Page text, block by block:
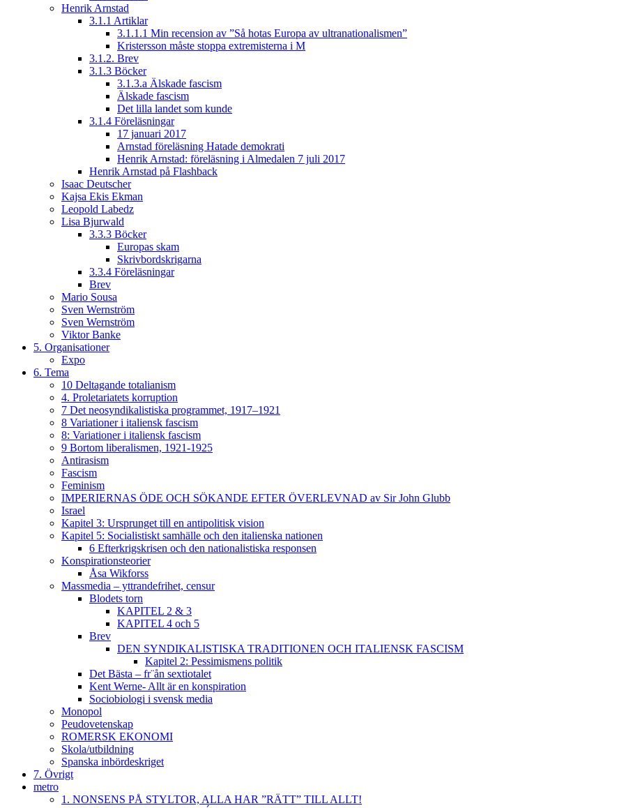
Henrik Arnstad
3.1.1 Artiklar
3.1.1.1 Min recension av ”Så hotas Europa av ultranationalismen”
Kristersson måste stoppa extremisterna i M
3.1.2. Brev
3.1.3 Böcker
3.1.3.a Älskade fascism
Älskade fascism
Det lilla landet som kunde
3.1.4 Föreläsningar
17 januari 2017
Arnstad föreläsning Hatade demokrati
Henrik Arnstad: föreläsning i Almedalen 7 juli 2017
Henrik Arnstad på Flashback
Isaac Deutscher
Kajsa Ekis Ekman
Leopold Labedz
Lisa Bjurwald
3.3.3 Böcker
Europas skam
Skrivbordskrigarna
3.3.4 Föreläsningar
Brev
Mario Sousa
Sven Wernström
Sven Wernström
Viktor Banke
5. Organisationer
Expo
6. Tema
10 Deltagande totalianism
4. Proletariatets korruption
7 Det neosyndikalistiska programmet, 1917–1921
8 Variationer i italiensk fascism
8: Variationer i italiensk fascism
9 Bortom liberalismen, 1921-1925
Antirasism
Fascism
Feminism
IMPERIERNAS ÖDE OCH SÖKANDE EFTER ÖVERLEVNAD av Sir John Glubb
Israel
Kapitel 3: Ursprunget till en antipolitisk vision
Kapitel 5: Socialistiskt samhälle och den italienska nationen
6 Efterkrigskrisen och den nationalistiska responsen
Konspirationsteorier
Åsa Wikforss
Massmedia – yttrandefrihet, censur
Blodets torn
KAPITEL 2 & 3
KAPITEL 4 och 5
Brev
DEN SYNDIKALISTISKA TRADITIONEN OCH ITALIENSK FASCISM
Kapitel 2: Pessimismens politik
Det Bästa – fr¨ån sextiotalet
Kent Werne- Allt är en konspiration
Sociobiologi i svensk media
Monopol
Peudovetenskap
ROMERSK EKONOMI
Skola/utbildning
Spanska inbördeskriget
7. Övrigt
metro
1. NONSENS PÅ STYLTOR, ALLA HAR ”RÄTT” TILL ALLT!